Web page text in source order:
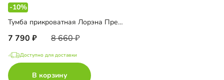
-10%
Тумба прикроватная Лорэна Премиум Эко
7 790 8 660
Доступно для доставки
В корзину